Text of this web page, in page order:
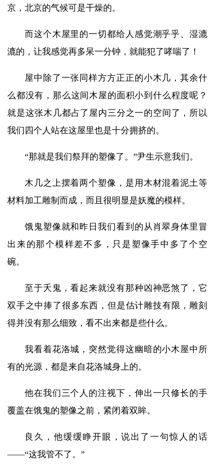
京，北京的气候可是干燥的。
而这个木屋里的一切都给人感觉潮乎乎、湿漉
漉的，让我感觉再多呆一分钟，就能犯了哮喘了！
屋中除了一张同样方方正正的小木几，其余什
么都没有，那么这间木屋的面积小到什么程度呢？
就是这张木几都占了屋内三分之一的空间了，所以
我们四个人站在这屋里也是十分拥挤的。
“那就是我们祭拜的塑像了。”尹生示意我们。
木几之上摆着两个塑像，是用木材混着泥土等
材料加工雕制而成，而且很明显是妖魔的模样。
饿鬼塑像就和昨日我们看到的从肖翠身体里冒
出来的那个模样差不多，只是塑像手中多了个空
碗。
至于夭鬼，看起来就没有那种凶神恶煞了，它
双手之中捧了很多东西，但是估计雕技有限，雕刻
得并没有那么细致，看不出来都是些什么。
我看着花洛城，突然觉得这幽暗的小木屋中所
有的光源，都是来自花洛城身上的。
他在我们三个人的注视下，伸出一只修长的手
覆盖在饿鬼的塑像之前，紧闭着双眸。
良久，他缓缓睁开眼，说出了一句惊人的话
——“这我管不了。”